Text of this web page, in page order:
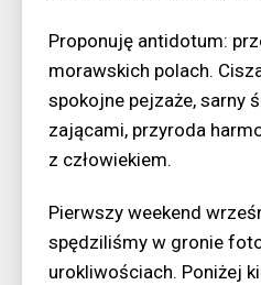
Proponuję antidotum:
morawskich polach.
spokojne pejzaże, sarny
zającami, przyroda
z człowiekiem.
Pierwszy weekend
spędziliśmy w gronie
urokliwościach. Poniżej